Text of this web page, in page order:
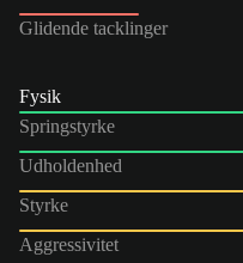
Glidende tacklinger
Fysik
Springstyrke
Udholdenhed
Styrke
Aggressivitet